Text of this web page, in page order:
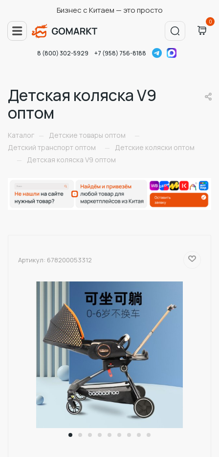
Бизнес с Китаем — это просто
0
8 (800) 302-5929 +7 (958) 756-8188
Детская коляска V9
оптом
Каталог — Детские товары оптом
—
Детский транспорт оптом
—
Детские коляски оптом
—
Детская коляска V9 оптом
Артикул: 678200053312